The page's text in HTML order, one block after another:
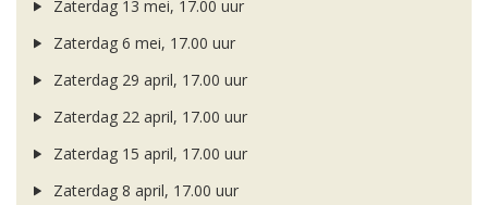
Zaterdag 13 mei, 17.00 uur
Zaterdag 6 mei, 17.00 uur
Zaterdag 29 april, 17.00 uur
Zaterdag 22 april, 17.00 uur
Zaterdag 15 april, 17.00 uur
Zaterdag 8 april, 17.00 uur